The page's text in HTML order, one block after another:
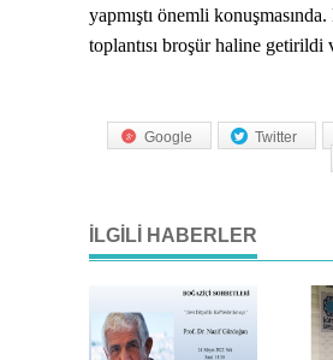
yapmıştı önemli
toplantısı broşür haline getirildi
Twitter
Google
İLGILI HABERLER